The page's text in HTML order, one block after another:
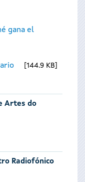
gana el
144.9 KB
Artes do
Radiofónico